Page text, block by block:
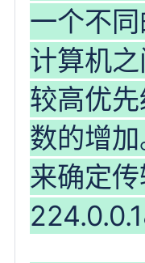
一个不
计算机
较高优
数的增
来确定